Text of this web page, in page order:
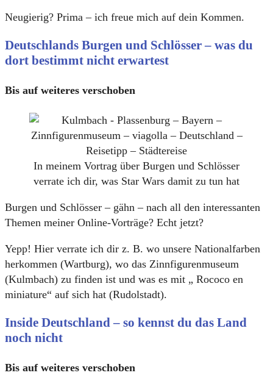
Neugierig? Prima – ich freue mich auf dein Kommen.
Deutschlands Burgen und Schlösser – was du
dort bestimmt nicht erwartest
Bis auf weiteres verschoben
In meinem Vortrag über Burgen und Schlösser
verrate ich dir, was Star Wars damit zu tun hat
Burgen und Schlösser – gähn – nach all den interessanten
Themen meiner Online-Vorträge? Echt jetzt?
Yepp! Hier verrate ich dir z. B. wo unsere Nationalfarben
herkommen (Wartburg), wo das Zinnfigurenmuseum
(Kulmbach) zu finden ist und was es mit „ Rococo en
miniature“ auf sich hat (Rudolstadt).
Inside Deutschland – so kennst du das Land
noch nicht
Bis auf weiteres verschoben